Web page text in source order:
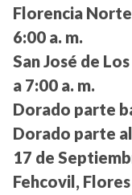
Florencia
6:00 a. m.
San José de
a 7:00 a. m.
Dorado parte
Dorado parte
17 de
Fehcovil,